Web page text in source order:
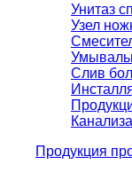
Унитаз
Узел
Слив
Продукция